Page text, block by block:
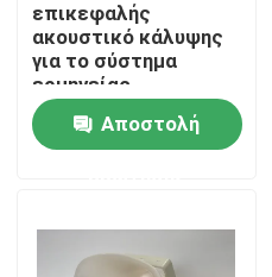
επικεφαλής
ακουστικό κάλυψης
για το σύστημα
ερμηνείας
Αποστολή